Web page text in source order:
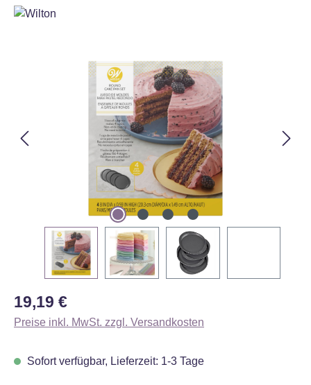
Regulärer Preis:
19,19 €
Preise inkl. MwSt. zzgl. Versandkosten
Sofort verfügbar, Lieferzeit: 1-3 Tage